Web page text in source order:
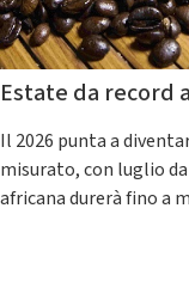
Estate da record
Il 2026 punta a
misurato, con luglio
africana durerà fino a